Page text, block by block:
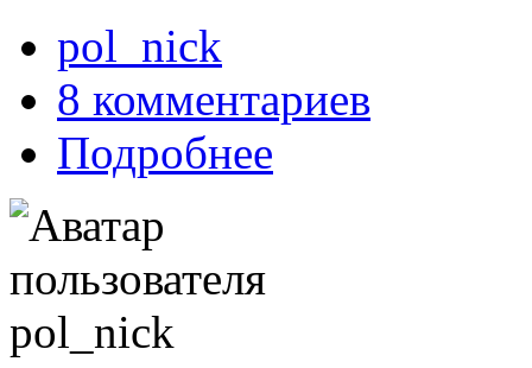
pol_nick
8 комментариев
Подробнее